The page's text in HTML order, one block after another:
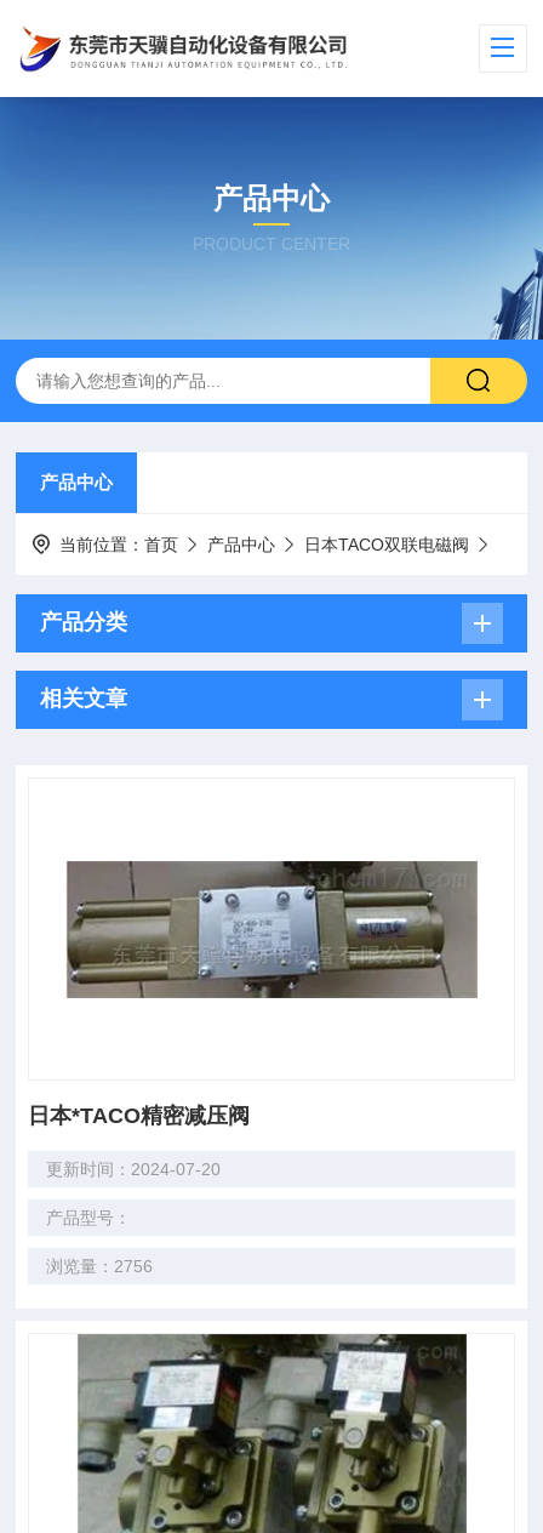
产品中心
PRODUCT CENTER
产品中心
当前位置：首页 产品中心 日本TACO双联电磁阀
产品分类
相关文章
日本*TACO精密减压阀
更新时间：2024-07-20
产品型号：
浏览量：2756